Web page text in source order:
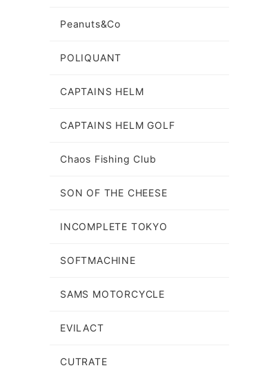
Peanuts&Co
POLIQUANT
CAPTAINS HELM
CAPTAINS HELM GOLF
Chaos Fishing Club
SON OF THE CHEESE
INCOMPLETE TOKYO
SOFTMACHINE
SAMS MOTORCYCLE
EVILACT
CUTRATE